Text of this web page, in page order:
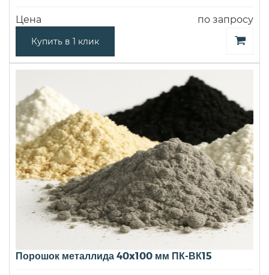
Цена по запросу
Купить в 1 клик
Порошок металлида 40x100 мм ПК-ВК15